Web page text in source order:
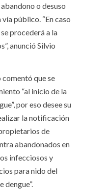
o desuso
público. “En caso
procederá a la
anunció Silvio
que se
“al inicio de la
por eso desee su
la notificación
de
abandonados en
infecciosos y
para nido del
dengue”.